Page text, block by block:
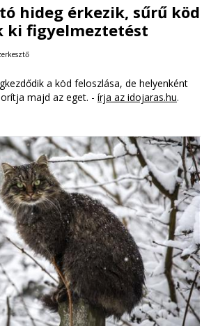
hideg érkezik, sűrű köd
ki figyelmeztetést
a köd feloszlása, de helyenként
majd az eget. - írja az idojaras.hu.